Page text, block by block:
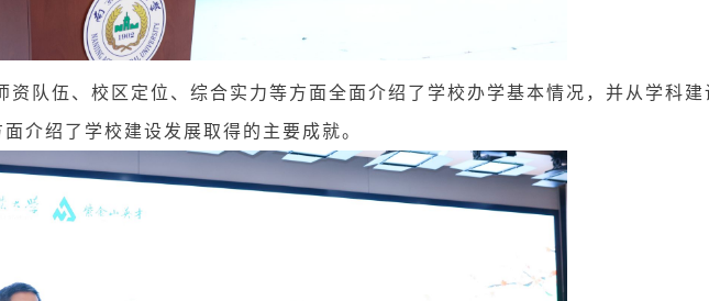
伍、校区定位、综合实力等方面全面介绍了学校办学基本情况，并从学科建
介绍了学校建设发展取得的主要成就。